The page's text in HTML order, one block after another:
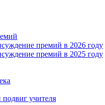
премий в 2026 году
премий в 2025 году
учителя